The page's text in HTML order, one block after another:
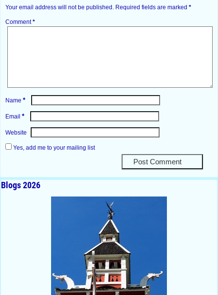
Your email address will not be published. Required fields are marked *
Comment*
Name *
Email *
Website
Yes, add me to your mailing list
Blogs 2026